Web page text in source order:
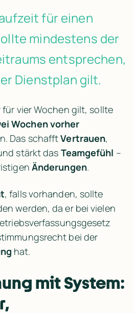
für einen
mindestens der
entsprechen,
Dienstplan gilt.
für vier Wochen gilt, sollte
Wochen vorher
Das schafft Vertrauen,
stärkt das Teamgefühl –
Änderungen.
, falls vorhanden, sollte
werden, da er bei vielen
hat.
mit System: